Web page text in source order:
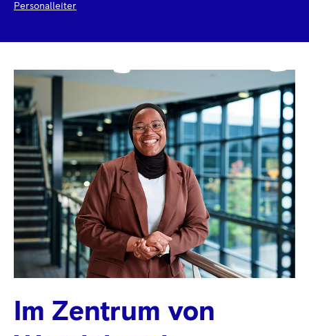
Personalleiter
Im Zentrum von